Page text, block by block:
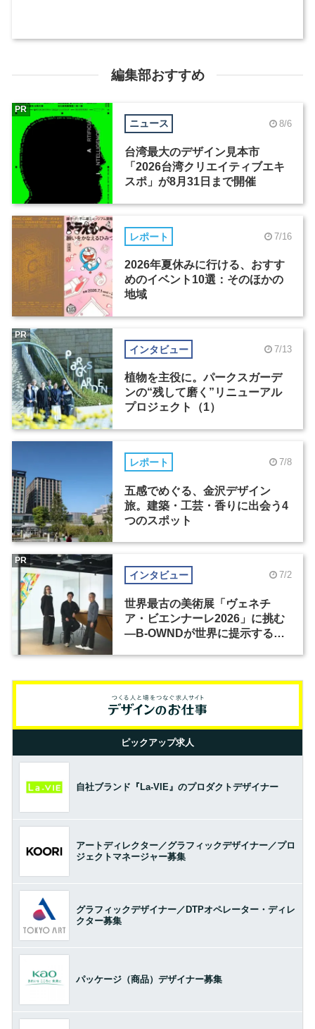
編集部おすすめ
ニュース 8/6
台湾最大のデザイン見本市
「2026台湾クリエイティブエキ
スポ」が8月31日まで開催
PR
レポート 7/16
2026年夏休みに行ける、おすす
めのイベント10選：そのほかの
地域
インタビュー 7/13
植物を主役に。パークスガーデ
ンの“残して磨く”リニューアル
プロジェクト（1）
PR
レポート 7/8
五感でめぐる、金沢デザイン
旅。建築・工芸・香りに出会う4
つのスポット
インタビュー 7/2
世界最古の美術展「ヴェネチ
ア・ビエンナーレ2026」に挑む
―B-OWNDが世界に提示する美
PR
ピックアップ求人
自社ブランド『La-VIE』のプロダクトデザイナー
アートディレクター／グラフィックデザイナー／プロ
ジェクトマネージャー募集
グラフィックデザイナー／DTPオペレーター・ディレ
クター募集
パッケージ（商品）デザイナー募集